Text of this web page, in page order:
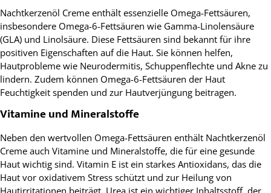
Nachtkerzenöl Creme enthält essenzielle Omega-Fettsäuren,
insbesondere Omega-6-Fettsäuren wie Gamma-Linolensäure
(GLA) und Linolsäure. Diese Fettsäuren sind bekannt für ihre
positiven Eigenschaften auf die Haut. Sie können helfen,
Hautprobleme wie Neurodermitis, Schuppenflechte und Akne zu
lindern. Zudem können Omega-6-Fettsäuren der Haut
Feuchtigkeit spenden und zur Hautverjüngung beitragen.
Vitamine und Mineralstoffe
Neben den wertvollen Omega-Fettsäuren enthält Nachtkerzenöl
Creme auch Vitamine und Mineralstoffe, die für eine gesunde
Haut wichtig sind. Vitamin E ist ein starkes Antioxidans, das die
Haut vor oxidativem Stress schützt und zur Heilung von
Hautirritationen beiträgt. Urea ist ein wichtiger Inhaltsstoff, der